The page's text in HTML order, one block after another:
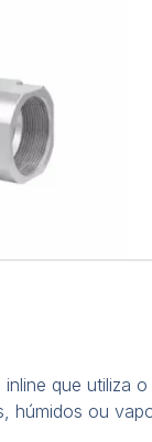
que utiliza
húmidos ou